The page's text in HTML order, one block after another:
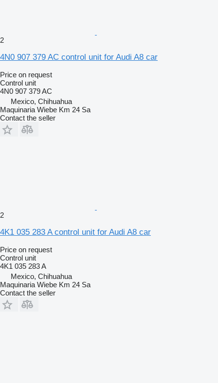
2
4N0 907 379 AC control unit for Audi A8 car
Price on request
Control unit
4N0 907 379 AC
Mexico, Chihuahua
Maquinaria Wiebe Km 24 Sa
Contact the seller
2
4K1 035 283 A control unit for Audi A8 car
Price on request
Control unit
4K1 035 283 A
Mexico, Chihuahua
Maquinaria Wiebe Km 24 Sa
Contact the seller